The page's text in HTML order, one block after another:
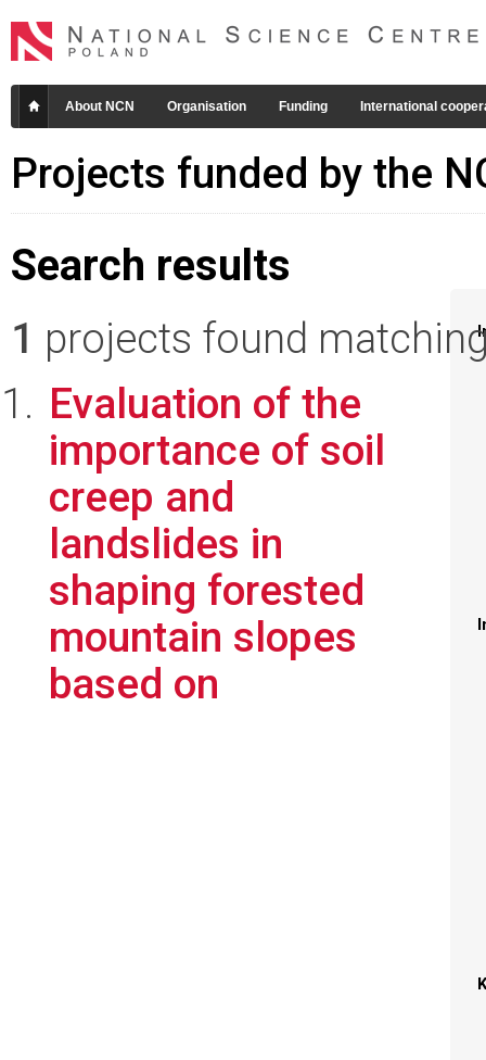
About NCN Organisation Funding International
Projects funded by the
Search results
1 projects found
Evaluation of the
importance of soil
creep and
landslides in
shaping forested
mountain slopes
based on